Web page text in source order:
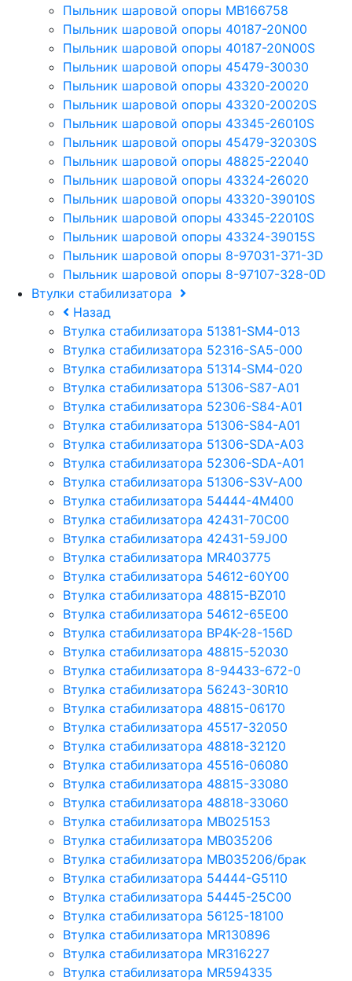
Пыльник шаровой опоры MB166758
Пыльник шаровой опоры 40187-20N00
Пыльник шаровой опоры 40187-20N00S
Пыльник шаровой опоры 45479-30030
Пыльник шаровой опоры 43320-20020
Пыльник шаровой опоры 43320-20020S
Пыльник шаровой опоры 43345-26010S
Пыльник шаровой опоры 45479-32030S
Пыльник шаровой опоры 48825-22040
Пыльник шаровой опоры 43324-26020
Пыльник шаровой опоры 43320-39010S
Пыльник шаровой опоры 43345-22010S
Пыльник шаровой опоры 43324-39015S
Пыльник шаровой опоры 8-97031-371-3D
Пыльник шаровой опоры 8-97107-328-0D
Втулки стабилизатора
Назад
Втулка стабилизатора 51381-SM4-013
Втулка стабилизатора 52316-SA5-000
Втулка стабилизатора 51314-SM4-020
Втулка стабилизатора 51306-S87-A01
Втулка стабилизатора 52306-S84-A01
Втулка стабилизатора 51306-S84-A01
Втулка стабилизатора 51306-SDA-A03
Втулка стабилизатора 52306-SDA-A01
Втулка стабилизатора 51306-S3V-A00
Втулка стабилизатора 54444-4M400
Втулка стабилизатора 42431-70С00
Втулка стабилизатора 42431-59J00
Втулка стабилизатора MR403775
Втулка стабилизатора 54612-60Y00
Втулка стабилизатора 48815-BZ010
Втулка стабилизатора 54612-65Е00
Втулка стабилизатора BP4K-28-156D
Втулка стабилизатора 48815-52030
Втулка стабилизатора 8-94433-672-0
Втулка стабилизатора 56243-30R10
Втулка стабилизатора 48815-06170
Втулка стабилизатора 45517-32050
Втулка стабилизатора 48818-32120
Втулка стабилизатора 45516-06080
Втулка стабилизатора 48815-33080
Втулка стабилизатора 48818-33060
Втулка стабилизатора MB025153
Втулка стабилизатора MB035206
Втулка стабилизатора MB035206/брак
Втулка стабилизатора 54444-G5110
Втулка стабилизатора 54445-25C00
Втулка стабилизатора 56125-18100
Втулка стабилизатора MR130896
Втулка стабилизатора MR316227
Втулка стабилизатора MR594335